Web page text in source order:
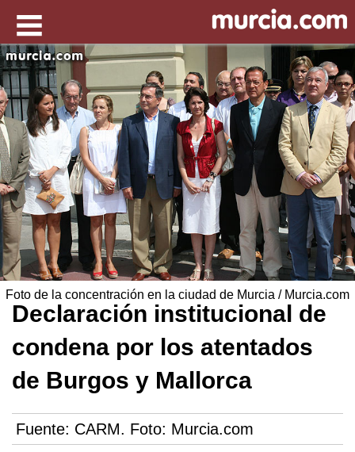
Declaración institucional de
condena por los atentados
de Burgos y Mallorca
Fuente: CARM. Foto: Murcia.com
Foto de la concentración en la ciudad de Murcia / Murcia.com